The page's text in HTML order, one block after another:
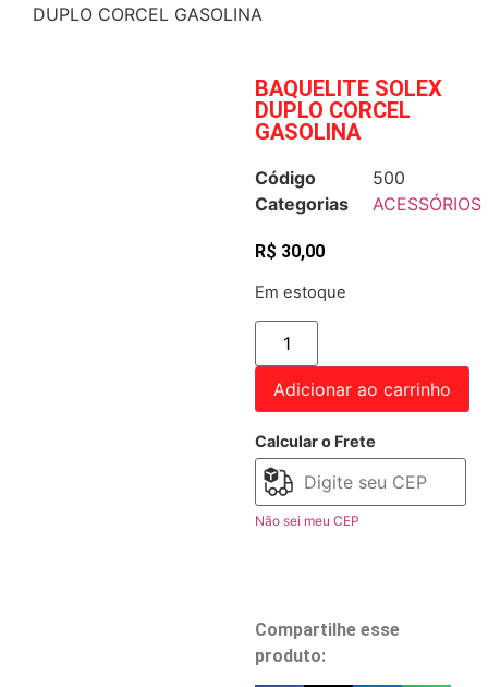
DUPLO CORCEL GASOLINA
BAQUELITE SOLEX
DUPLO CORCEL
GASOLINA
Código
500
Categorias
ACESSÓRIOS
R$ 30,00
Em estoque
Adicionar ao carrinho
Calcular o Frete
Não sei meu CEP
Compartilhe esse
produto: